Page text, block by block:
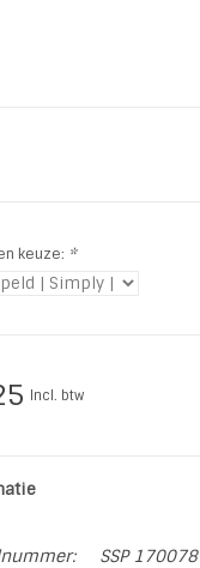
keuze: *
Incl. btw
SSP 170078